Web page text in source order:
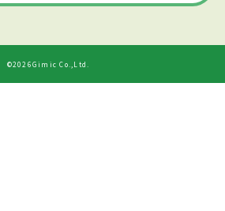
©2026Gimic Co.,Ltd.